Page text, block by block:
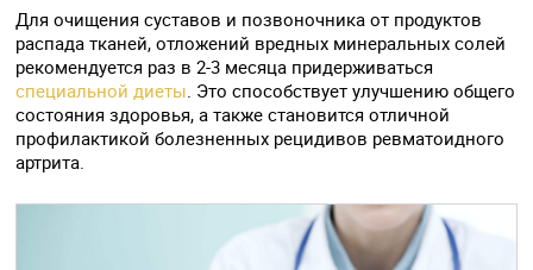
Для очищения суставов и позвоночника от продуктов
распада тканей, отложений вредных минеральных солей
рекомендуется раз в 2-3 месяца придерживаться
специальной диеты. Это способствует улучшению общего
состояния здоровья, а также становится отличной
профилактикой болезненных рецидивов ревматоидного
артрита.